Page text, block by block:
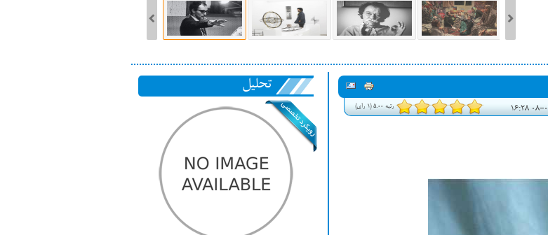
رتبه 5.00 (1 رای)
تحلیل